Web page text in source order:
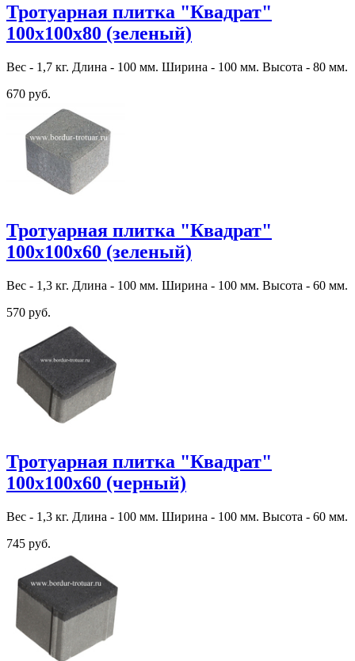
Тротуарная плитка "Квадрат"
100х100х80 (зеленый)
Вес - 1,7 кг. Длина - 100 мм. Ширина - 100 мм. Высота - 80 мм.
670 руб.
Тротуарная плитка "Квадрат"
100х100х60 (зеленый)
Вес - 1,3 кг. Длина - 100 мм. Ширина - 100 мм. Высота - 60 мм.
570 руб.
Тротуарная плитка "Квадрат"
100х100х60 (черный)
Вес - 1,3 кг. Длина - 100 мм. Ширина - 100 мм. Высота - 60 мм.
745 руб.